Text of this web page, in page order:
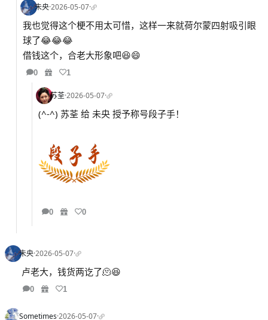
未央·2026-05-07·
我也觉得这个梗不用太可惜，这样一来就荷尔蒙四射吸引眼
球了😂😂😂
借钱这个，合老大形象吧😆😄
0 1
苏荃·2026-05-07·
(^-^) 苏荃 给 未央 授予称号段子手！
0 0
未央·2026-05-07·
卢老大，钱货两讫了🫠😆
0 1
Sometimes·2026-05-07·